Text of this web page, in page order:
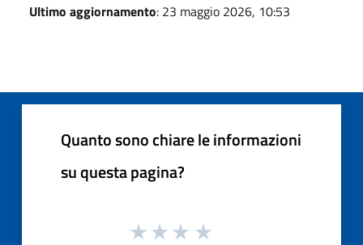
Ultimo aggiornamento: 23 maggio 2026, 10:53
Quanto sono chiare le informazioni
su questa pagina?